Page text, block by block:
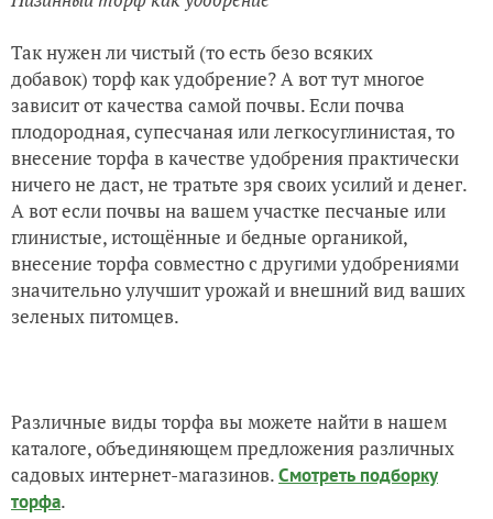
Так нужен ли чистый (то есть безо всяких
добавок) торф как удобрение? А вот тут многое
зависит от качества самой почвы. Если почва
плодородная, супесчаная или легкосуглинистая, то
внесение торфа в качестве удобрения практически
ничего не даст, не тратьте зря своих усилий и денег.
А вот если почвы на вашем участке песчаные или
глинистые, истощённые и бедные органикой,
внесение торфа совместно с другими удобрениями
значительно улучшит урожай и внешний вид ваших
зеленых питомцев.
Различные виды торфа вы можете найти в нашем
каталоге, объединяющем предложения различных
садовых интернет-магазинов.Смотреть подборку
торфа.